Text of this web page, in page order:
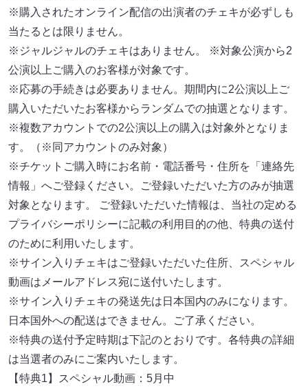
※購入されたオンライン配信の出演者のチェキが必ずしも
当たるとは限りません。
※ジャルジャルのチェキはありません。 ※対象公演から2
公演以上ご購入のお客様が対象です。
※応募の手続きは必要ありません。期間内に2公演以上ご
購入いただいたお客様からランダムでの抽選となります。
※複数アカウントでの2公演以上の購入は対象外となりま
す。（※同アカウントのみ対象）
※チケットご購入時にお名前・電話番号・住所を「連絡先
情報」へご登録ください。ご登録いただいた方のみが抽選
対象となります。 ご登録いただいた情報は、当社の定める
プライバシーポリシーに記載の利用目的の他、特典の送付
のために利用いたします。
※サイン入りチェキはご登録いただいた住所、スペシャル
動画はメールアドレス宛に送付いたします。
※サイン入りチェキの発送先は日本国内のみになります。
日本国外への配送はできません。ご了承ください。
※特典の送付予定時期は下記のとおりです。各特典の詳細
は当選者のみにご案内いたします。
【特典1】スペシャル動画：5月中